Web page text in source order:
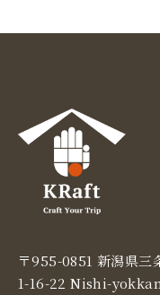
〒955-0851 新潟県三
1-16-22 Nishi-